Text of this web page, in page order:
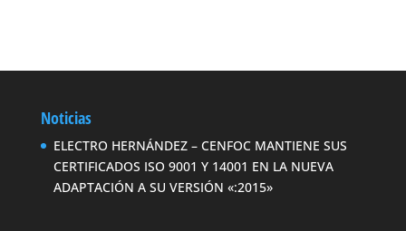
Noticias
ELECTRO HERNÁNDEZ – CENFOC MANTIENE SUS
CERTIFICADOS ISO 9001 Y 14001 EN LA NUEVA
ADAPTACIÓN A SU VERSIÓN «:2015»